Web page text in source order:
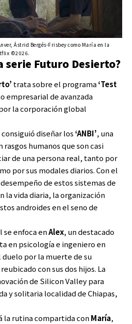
Ástrid Bergés-Frisbey como María en la
©2026.
serie Futuro Desierto?
trata sobre el programa‘Test
empresarial de avanzada
la corporación global
diseñar los‘ANBI’, una
humanos que son casi
de una persona real, tanto por
por sus modales diarios. Con el
de estos sistemas de
la vida diaria, la organización
androides en el seno de
enfoca enAlex, un destacado
en psicología e ingeniero en
por la muerte de su
con sus dos hijos. La
de Silicon Valley para
y solitaria localidad de Chiapas,
la rutina compartida conMaría,